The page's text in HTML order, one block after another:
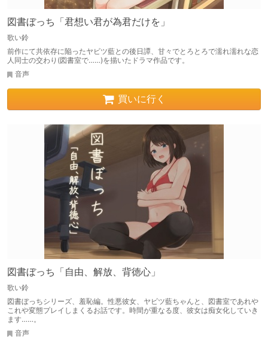
図書ぼっち「君想い君が為君だけを」
歌い鈴
前作にて共依存に陥ったヤビツ藍との後日譚、甘々でとろとろで濡れ濡れな恋
人同士の交わり(図書室で……)を描いたドラマ作品です。
音声
買いに行く
図書ぼっち「自由、解放、背徳心」
歌い鈴
図書ぼっちシリーズ、羞恥編。性悪彼女、ヤビツ藍ちゃんと、図書室であれや
これや変態プレイしまくるお話です。時間が重なる度、彼女は痴女化していき
ます……。
音声